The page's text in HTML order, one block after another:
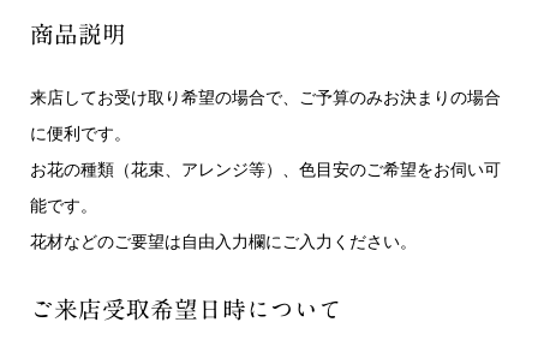
商品説明
来店してお受け取り希望の場合で、ご予算のみお決まりの場合
に便利です。
お花の種類（花束、アレンジ等）、色目安のご希望をお伺い可
能です。
花材などのご要望は自由入力欄にご入力ください。
ご来店受取希望日時について